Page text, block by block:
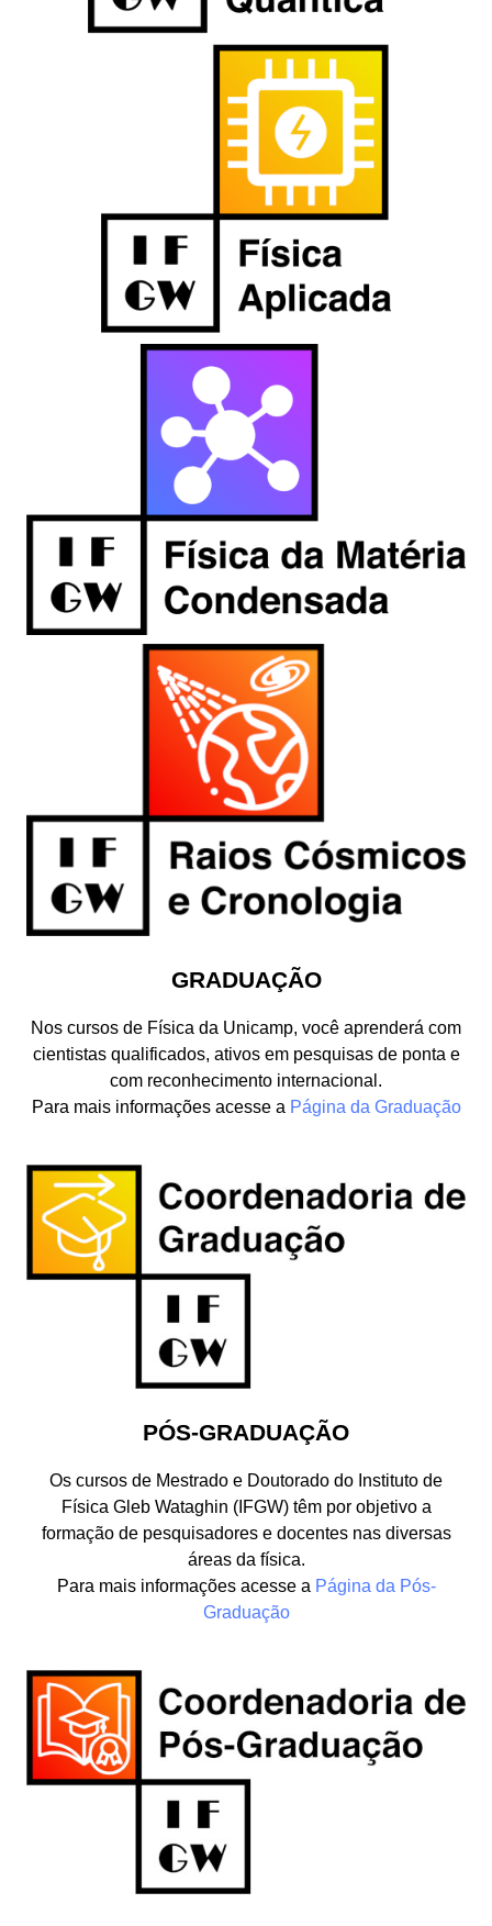
GRADUAÇÃO
Nos cursos de Física da Unicamp, você aprenderá com
cientistas qualificados, ativos em pesquisas de ponta e
com reconhecimento internacional.
Para mais informações acesse a Página da Graduação
PÓS-GRADUAÇÃO
Os cursos de Mestrado e Doutorado do Instituto de
Física Gleb Wataghin (IFGW) têm por objetivo a
formação de pesquisadores e docentes nas diversas
áreas da física.
Para mais informações acesse a Página da Pós-
Graduação